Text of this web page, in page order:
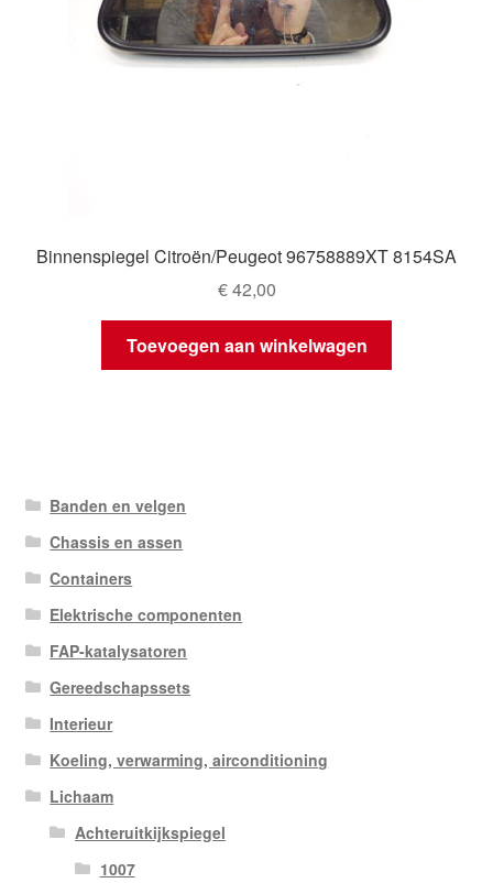
Binnenspiegel Citroën/Peugeot 96758889XT 8154SA
€42,00
Toevoegen aan winkelwagen
Banden en velgen
Chassis en assen
Containers
Elektrische componenten
FAP-katalysatoren
Gereedschapssets
Interieur
Koeling, verwarming, airconditioning
Lichaam
Achteruitkijkspiegel
1007